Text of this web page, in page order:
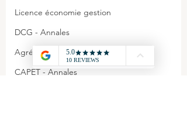
Licence économie gestion
DCG - Annales
Agrégation - Annales
CAPET - Annales